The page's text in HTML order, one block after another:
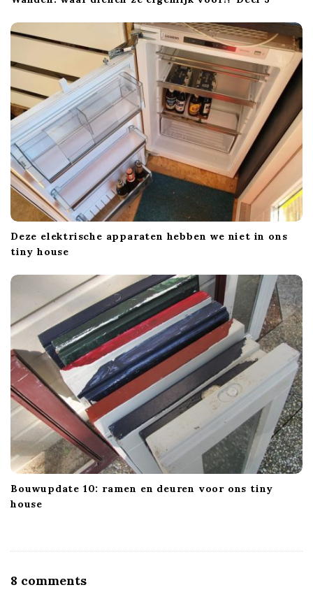
Deze elektrische apparaten hebben we niet in ons
tiny house
Bouwupdate 10: ramen en deuren voor ons tiny
house
8 commentsO